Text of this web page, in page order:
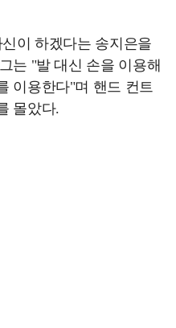
이 하겠다는 송지은을
는 "발 대신 손을 이용해
이용한다"며 핸드 컨트
몰았다.